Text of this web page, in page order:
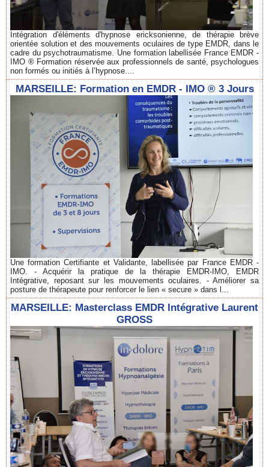
Intégration d'éléments d'hypnose ericksonienne, de thérapie brève
orientée solution et des mouvements oculaires de type EMDR, dans le
cadre du psychotraumatisme. Une formation labellisée France EMDR -
IMO ® Formation réservée aux professionnels de santé, psychologues
non formés ou initiés à l’hypnose....
MARSEILLE: Formation en EMDR - IMO ® 3 Jours
Une formation Certifiante et Validante, labellisée par France EMDR -
IMO. - Acquérir la pratique de la thérapie EMDR-IMO, EMDR
Intégrative, reposant sur les mouvements oculaires. - Améliorer sa
posture de thérapeute pour renforcer le lien « secure » dans l...
MARSEILLE: Masterclass EMDR Intégrative Laurent
GROSS